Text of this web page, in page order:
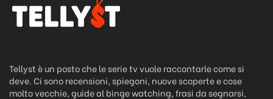
Tellyst è un posto che le serie tv vuole raccontarle come si
deve. Ci sono recensioni, spiegoni, nuove scoperte e cose
molto vecchie, guide al binge watching, frasi da segnarsi,